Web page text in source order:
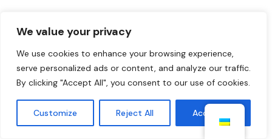
We value your privacy
We use cookies to enhance your browsing experience,
serve personalized ads or content, and analyze our traffic.
By clicking "Accept All", you consent to our use of cookies.
Customize Reject All Accept All
Camsurf Альтернатива
Показати більше альтернатив▾